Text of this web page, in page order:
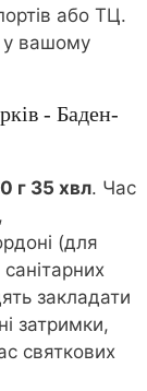
або ТЦ.
у вашому
- Баден-
г 35 хвл. Час
(для
закладати
затримки,
святкових